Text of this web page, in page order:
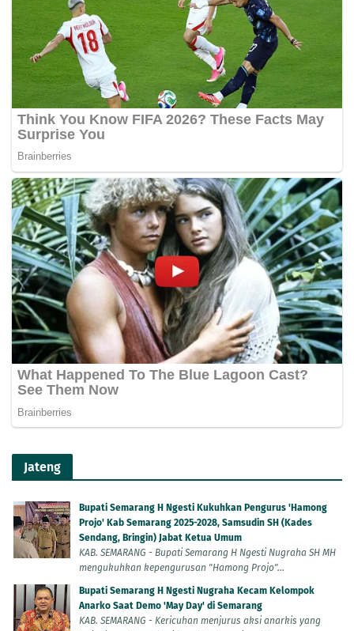
Jateng
Bupati Semarang H Ngesti Kukuhkan Pengurus 'Hamong
Projo' Kab Semarang 2025-2028, Samsudin SH (Kades
Sendang, Bringin) Jabat Ketua Umum
KAB. SEMARANG - Bupati Semarang H Ngesti Nugraha SH MH
mengukuhkan kepengurusan "Hamong Projo"...
Bupati Semarang H Ngesti Nugraha Kecam Kelompok
Anarko Saat Demo 'May Day' di Semarang
KAB. SEMARANG - Kericuhan menjurus aksi anarkis yang